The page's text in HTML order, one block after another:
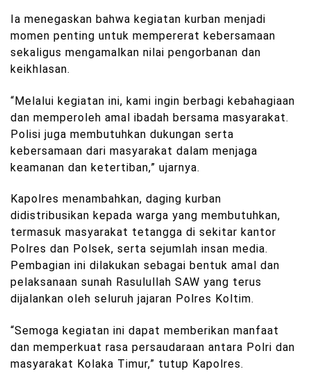
Ia menegaskan bahwa kegiatan kurban menjadi
momen penting untuk mempererat kebersamaan
sekaligus mengamalkan nilai pengorbanan dan
keikhlasan.
“Melalui kegiatan ini, kami ingin berbagi kebahagiaan
dan memperoleh amal ibadah bersama masyarakat.
Polisi juga membutuhkan dukungan serta
kebersamaan dari masyarakat dalam menjaga
keamanan dan ketertiban,” ujarnya.
Kapolres menambahkan, daging kurban
didistribusikan kepada warga yang membutuhkan,
termasuk masyarakat tetangga di sekitar kantor
Polres dan Polsek, serta sejumlah insan media.
Pembagian ini dilakukan sebagai bentuk amal dan
pelaksanaan sunah Rasulullah SAW yang terus
dijalankan oleh seluruh jajaran Polres Koltim.
“Semoga kegiatan ini dapat memberikan manfaat
dan memperkuat rasa persaudaraan antara Polri dan
masyarakat Kolaka Timur,” tutup Kapolres.